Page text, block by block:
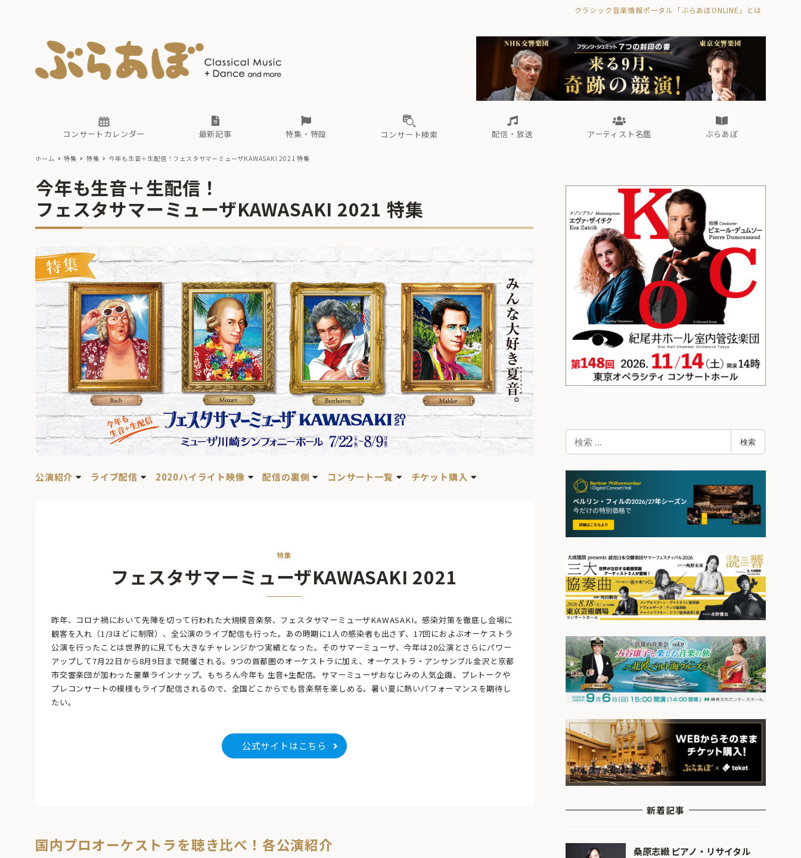
クラシック音楽情報ポータル「ぶらあぼONLINE」とは
コンサートカレンダー 最新記事
古楽とその先と オーケストラの楽屋から 海の向こうの音楽家 ぶらあぼブラス！
フォルテピアノ・オデッセイ
特集・特設 コンサート検索 配信・放送
無料ライブ配信スケジュール 有料ライブ配信スケジュール
アーティスト名鑑
あ か さ た な は ま や
ぶらあぼ
古楽とその先と Aからの眺望 ぶらあぼブラス！
フォルテピアノ・オデッセイ
無料ライブ配信スケジュール
あ か さ
ホーム 特集 特集 今年も生音＋生配信！ フェスタサマーミューザKAWASAKI 2021 特集
今年も生音＋生配信！
フェスタサマーミューザKAWASAKI 2021 特集
公演紹介 ライブ配信 2020ハイライト映像 配信の裏側 コンサート一覧 チケット購入
特集
フェスタサマーミューザKAWASAKI 2021
昨年、コロナ禍において先陣を切って行われた大規模音楽祭、フェスタサマーミューザKAWASAKI。感染対策を徹底し会場に
観客を入れ（1/3ほどに制限）、全公演のライブ配信も行った。あの時期に1人の感染者も出さず、17回におよぶオーケストラ
公演を行ったことは世界的に見ても大きなチャレンジかつ実績となった。そのサマーミューザ、今年は20公演とさらにパワー
アップして7月22日から8月9日まで開催される。9つの首都圏のオーケストラに加え、オーケストラ・アンサンブル金沢と京都
市交響楽団が加わった豪華ラインナップ。もちろん今年も 生音+生配信。サマーミューザおなじみの人気企画、プレトークや
プレコンサートの模様もライブ配信されるので、全国どこからでも音楽祭を楽しめる。暑い夏に熱いパフォーマンスを期待し
たい。
公式サイトはこちら
国内プロオーケストラを聴き比べ！各公演紹介
検
索
検索
新着記事
桑原志織 ピアノ・リサイタル